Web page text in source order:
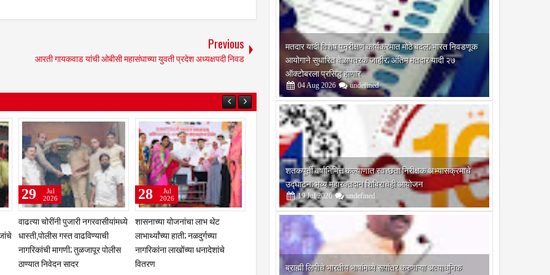
Previous
आरती गायकवाड यांची ओबीसी महासंघाच्या युवती प्रदेश अध्यक्षपदी निवड
चरणी तेलंगणा
कुलस्वामिनीच्या चरणी अभिनेत्री
प्राजक्ता माळी; तुळजाभवानी मंदिरात
सहकुटुंब पूजा-अर्चा
31
Jul
2026
झरेगावच्या दत्त मठात गुरुपौर्णिमेचा
भक्तिरंग; 'दासबोध'वर काका महाराजांचे
प्रबोधन
29
Jul
2026
मतदार यादी विशेष पुनरीक्षण कार्यक्रमात मोठे बदल; भारत निवडणूक
आयोगाने सुधारित वेळापत्रक जाहीर; अंतिम मतदार यादी २७
ऑक्टोबरला प्रसिद्ध होणार
04 Aug 2026 undefined
शतकपूर्ती वर्षानिमित्त कल्याणात स्वच्छता निरीक्षक अभ्यासक्रमाचे
उद्घाटन; भव्य महारक्तदान शिबिराचेही आयोजन
19 Jul 2026 undefined
ब्राह्मी लिपीचे भारतीय भाषांमध्ये रूपांतर करणाऱ्या अत्याधुनिक